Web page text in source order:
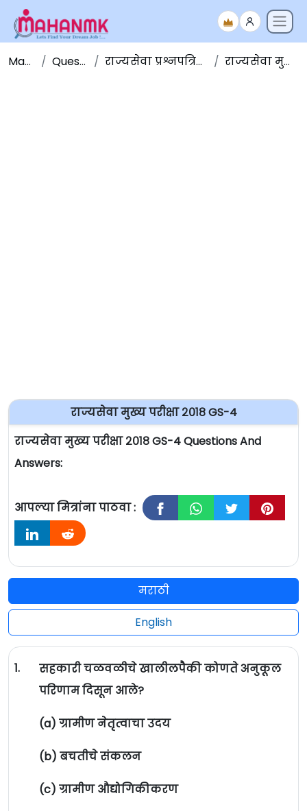
Maha NMK Question Papers राज्यसेवा प्रश्नपत्रिका संच - Question Papers राज्यसेवा मुख्य परीक्षा २०१८ GS-4
राज्यसेवा मुख्य परीक्षा २०१८ GS-4
राज्यसेवा मुख्य परीक्षा २०१८ GS-4 Questions And
Answers:
आपल्या मित्रांना पाठवा :
मराठी
English
1.
सहकारी चळवळीचे खालीलपैकी कोणते अनुकूल
परिणाम दिसून आले?
(a) ग्रामीण नेतृत्वाचा उदय
(b) बचतीचे संकलन
(c) ग्रामीण औद्योगिकीकरण